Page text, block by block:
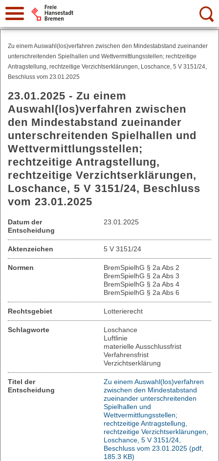
Suche:
Zu einem Auswahl(los)verfahren zwischen den Mindestabstand zueinander
unterschreitenden Spielhallen und Wettvermittlungsstellen; rechtzeitige
Antragstellung, rechtzeitige Verzichtserklärungen, Loschance, 5 V 3151/24,
Beschluss vom 23.01.2025
23.01.2025 - Zu einem
Auswahl(los)verfahren zwischen
den Mindestabstand zueinander
unterschreitenden Spielhallen und
Wettvermittlungsstellen;
rechtzeitige Antragstellung,
rechtzeitige Verzichtserklärungen,
Loschance, 5 V 3151/24, Beschluss
vom 23.01.2025
Datum der
Entscheidung
23.01.2025
Aktenzeichen 5 V 3151/24
Normen
BremSpielhG § 2a Abs 2
BremSpielhG § 2a Abs 3
BremSpielhG § 2a Abs 4
BremSpielhG § 2a Abs 6
Rechtsgebiet Lotterierecht
Schlagworte
Loschance
Luftlinie
materielle Ausschlussfrist
Verfahrensfrist
Verzichtserklärung
Titel der
Entscheidung
Zu einem Auswahl(los)verfahren
zwischen den Mindestabstand
zueinander unterschreitenden
Spielhallen und
Wettvermittlungsstellen;
rechtzeitige Antragstellung,
rechtzeitige Verzichtserklärungen,
Loschance, 5 V 3151/24,
Beschluss vom 23.01.2025 (pdf,
185.3 KB)